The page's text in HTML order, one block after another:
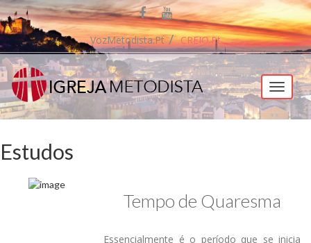
VozMetodista.pt CREIO.pt
Menu
Estudos
Tempo de Quaresma
Essencialmente é o período que se inicia